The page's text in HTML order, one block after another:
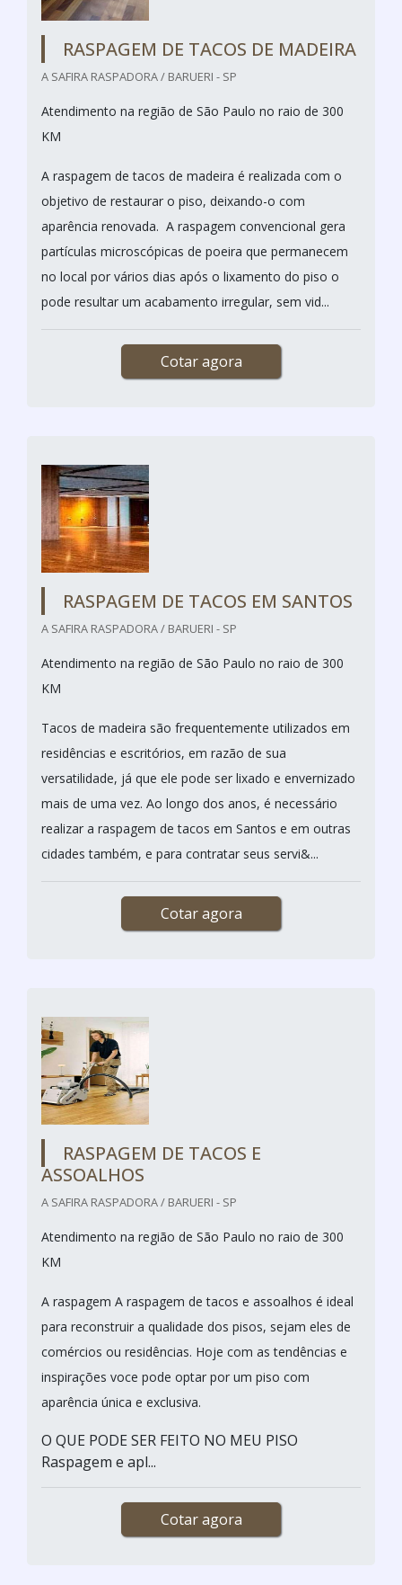
RASPAGEM DE TACOS DE MADEIRA
A SAFIRA RASPADORA / BARUERI - SP
Atendimento na região de São Paulo no raio de 300
KM
A raspagem de tacos de madeira é realizada com o
objetivo de restaurar o piso, deixando-o com
aparência renovada. A raspagem convencional gera
partículas microscópicas de poeira que permanecem
no local por vários dias após o lixamento do piso o
pode resultar um acabamento irregular, sem vid...
Cotar agora
RASPAGEM DE TACOS EM SANTOS
A SAFIRA RASPADORA / BARUERI - SP
Atendimento na região de São Paulo no raio de 300
KM
Tacos de madeira são frequentemente utilizados em
residências e escritórios, em razão de sua
versatilidade, já que ele pode ser lixado e envernizado
mais de uma vez. Ao longo dos anos, é necessário
realizar a raspagem de tacos em Santos e em outras
cidades também, e para contratar seus servi&...
Cotar agora
RASPAGEM DE TACOS E
ASSOALHOS
A SAFIRA RASPADORA / BARUERI - SP
Atendimento na região de São Paulo no raio de 300
KM
A raspagem A raspagem de tacos e assoalhos é ideal
para reconstruir a qualidade dos pisos, sejam eles de
comércios ou residências. Hoje com as tendências e
inspirações voce pode optar por um piso com
aparência única e exclusiva.
O QUE PODE SER FEITO NO MEU PISO
Raspagem e apl...
Cotar agora